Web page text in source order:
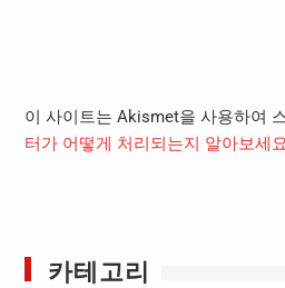
이 사이트는 Akismet을 사용하여
터가 어떻게 처리되는지 알아보세
카테고리